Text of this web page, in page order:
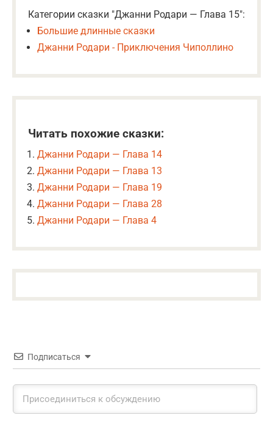
Категории сказки "Джанни Родари — Глава 15":
Большие длинные сказки
Джанни Родари - Приключения Чиполлино
Читать похожие сказки:
Джанни Родари — Глава 14
Джанни Родари — Глава 13
Джанни Родари — Глава 19
Джанни Родари — Глава 28
Джанни Родари — Глава 4
Подписаться